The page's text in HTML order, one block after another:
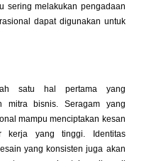
sering melakukan pengadaan
dapat digunakan untuk
satu hal pertama yang
mitra bisnis. Seragam yang
mampu menciptakan kesan
kerja yang tinggi. Identitas
yang konsisten juga akan